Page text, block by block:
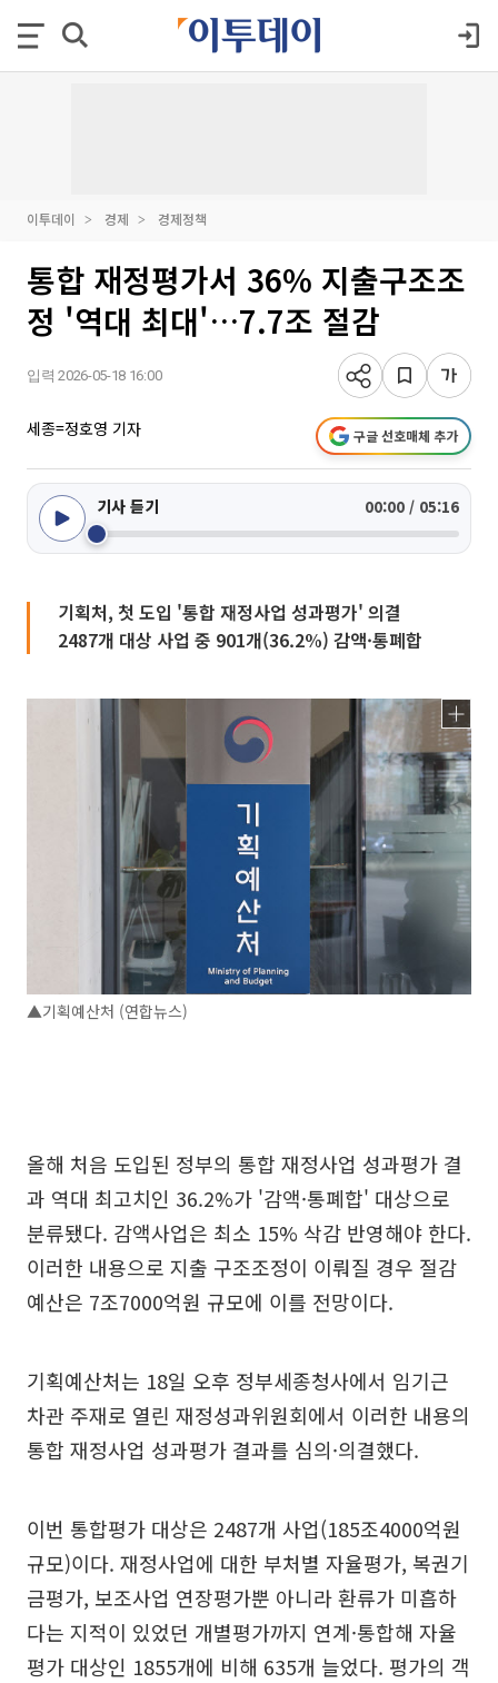
이투데이 경제 경제정책
통합 재정평가서 36% 지출구조조
정 '역대 최대'…7.7조 절감
입력 2026-05-18 16:00
세종=정호영 기자 구글 선호매체 추가
기사 듣기 00:00 / 05:16
기획처, 첫 도입 '통합 재정사업 성과평가' 의결
2487개 대상 사업 중 901개(36.2%) 감액·통폐합
▲기획예산처 (연합뉴스)
올해 처음 도입된 정부의 통합 재정사업 성과평가 결
과 역대 최고치인 36.2%가 '감액·통폐합' 대상으로
분류됐다. 감액사업은 최소 15% 삭감 반영해야 한다.
이러한 내용으로 지출 구조조정이 이뤄질 경우 절감
예산은 7조7000억원 규모에 이를 전망이다.
기획예산처는 18일 오후 정부세종청사에서 임기근
차관 주재로 열린 재정성과위원회에서 이러한 내용의
통합 재정사업 성과평가 결과를 심의·의결했다.
이번 통합평가 대상은 2487개 사업(185조4000억원
규모)이다. 재정사업에 대한 부처별 자율평가, 복권기
금평가, 보조사업 연장평가뿐 아니라 환류가 미흡하
다는 지적이 있었던 개별평가까지 연계·통합해 자율
평가 대상인 1855개에 비해 635개 늘었다. 평가의 객